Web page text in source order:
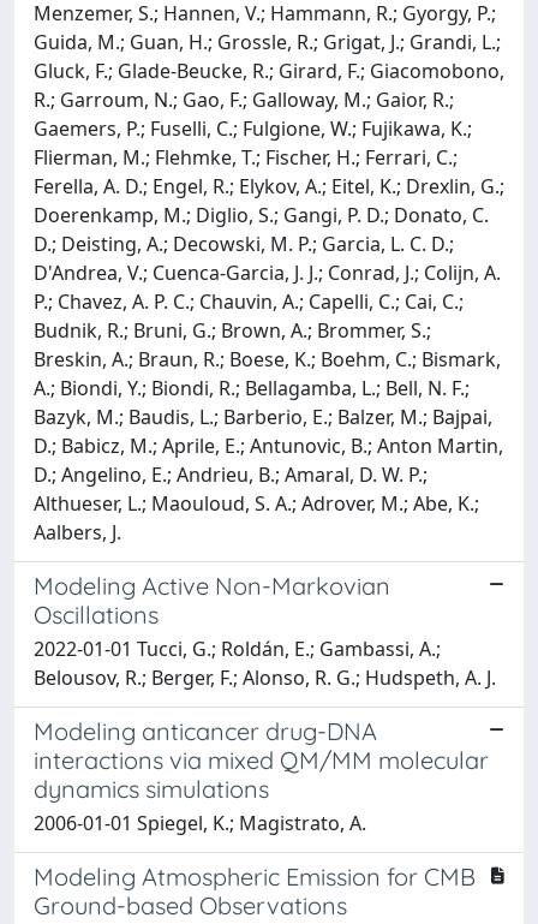
Menzemer, S.; Hannen, V.; Hammann, R.; Gyorgy, P.;
Guida, M.; Guan, H.; Grossle, R.; Grigat, J.; Grandi, L.;
Gluck, F.; Glade-Beucke, R.; Girard, F.; Giacomobono,
R.; Garroum, N.; Gao, F.; Galloway, M.; Gaior, R.;
Gaemers, P.; Fuselli, C.; Fulgione, W.; Fujikawa, K.;
Flierman, M.; Flehmke, T.; Fischer, H.; Ferrari, C.;
Ferella, A. D.; Engel, R.; Elykov, A.; Eitel, K.; Drexlin, G.;
Doerenkamp, M.; Diglio, S.; Gangi, P. D.; Donato, C.
D.; Deisting, A.; Decowski, M. P.; Garcia, L. C. D.;
D'Andrea, V.; Cuenca-Garcia, J. J.; Conrad, J.; Colijn, A.
P.; Chavez, A. P. C.; Chauvin, A.; Capelli, C.; Cai, C.;
Budnik, R.; Bruni, G.; Brown, A.; Brommer, S.;
Breskin, A.; Braun, R.; Boese, K.; Boehm, C.; Bismark,
A.; Biondi, Y.; Biondi, R.; Bellagamba, L.; Bell, N. F.;
Bazyk, M.; Baudis, L.; Barberio, E.; Balzer, M.; Bajpai,
D.; Babicz, M.; Aprile, E.; Antunovic, B.; Anton Martin,
D.; Angelino, E.; Andrieu, B.; Amaral, D. W. P.;
Althueser, L.; Maouloud, S. A.; Adrover, M.; Abe, K.;
Aalbers, J.
Modeling Active Non-Markovian
Oscillations
2022-01-01 Tucci, G.; Roldán, E.; Gambassi, A.;
Belousov, R.; Berger, F.; Alonso, R. G.; Hudspeth, A. J.
Modeling anticancer drug-DNA
interactions via mixed QM/MM molecular
dynamics simulations
2006-01-01 Spiegel, K.; Magistrato, A.
Modeling Atmospheric Emission for CMB
Ground-based Observations